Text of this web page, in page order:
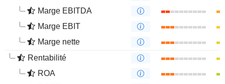
Marge EBITDA
Marge EBIT
Marge nette
Rentabilité
ROA